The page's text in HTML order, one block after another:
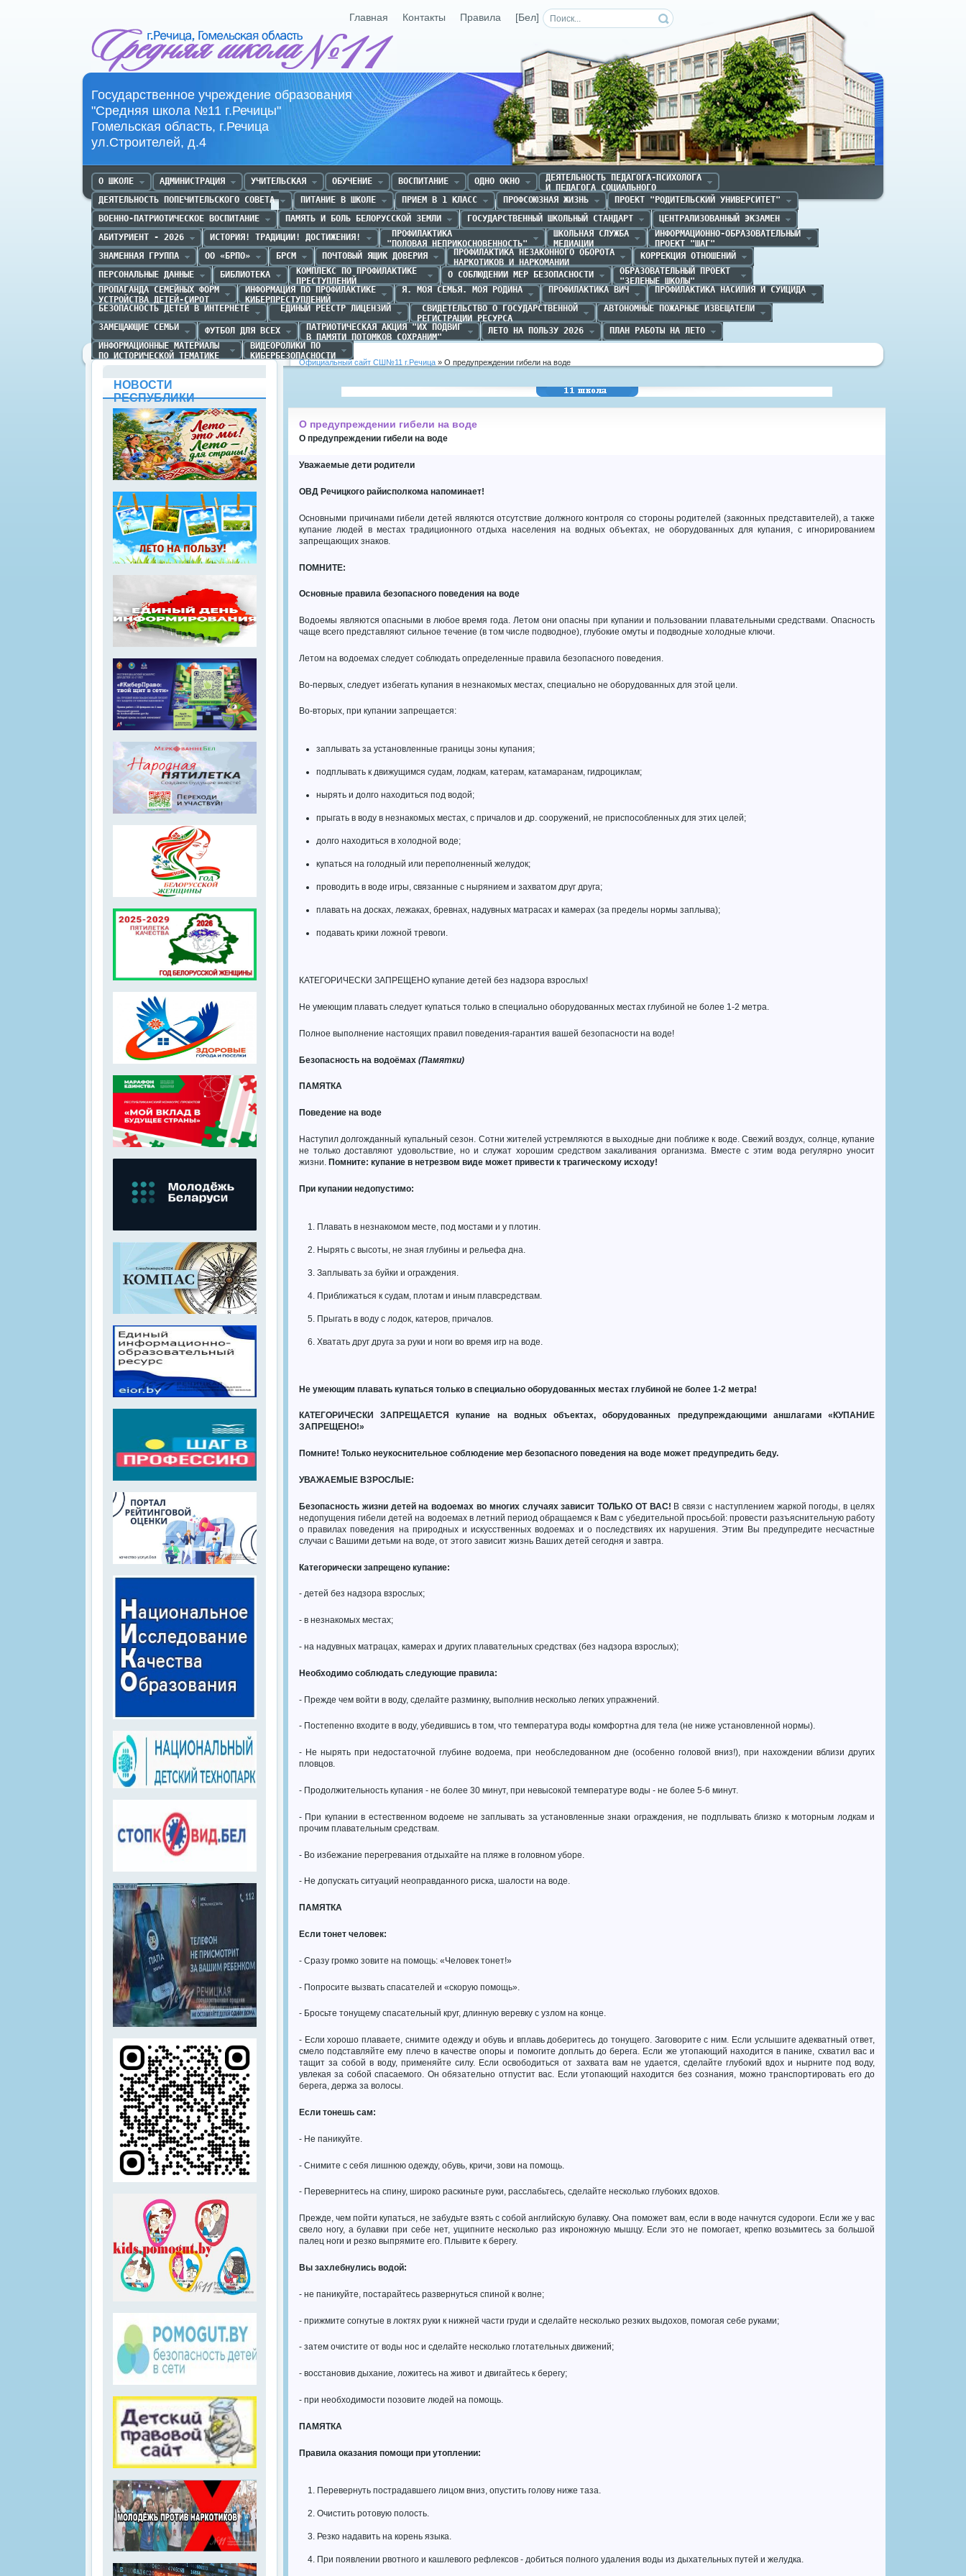
Средняя школа №11 г.Речица
Главная Контакты Правила [Бел]
Государственное учреждение образования
"Средняя школа №11 г.Речицы"
Гомельская область, г.Речица
ул.Строителей, д.4
О ШКОЛЕ АДМИНИСТРАЦИЯ УЧИТЕЛЬСКАЯ ОБУЧЕНИЕ ВОСПИТАНИЕ ОДНО ОКНО
ДЕЯТЕЛЬНОСТЬ ПЕДАГОГА-ПСИХОЛОГА
И ПЕДАГОГА СОЦИАЛЬНОГО
ДЕЯТЕЛЬНОСТЬ ПОПЕЧИТЕЛЬСКОГО СОВЕТА
ПИТАНИЕ В ШКОЛЕ ПРИЕМ В 1 КЛАСС ПРОФСОЮЗНАЯ ЖИЗНЬ
ПРОЕКТ "РОДИТЕЛЬСКИЙ УНИВЕРСИТЕТ"
ВОЕННО-ПАТРИОТИЧЕСКОЕ ВОСПИТАНИЕ
ПАМЯТЬ И БОЛЬ БЕЛОРУССКОЙ ЗЕМЛИ ГОСУДАРСТВЕННЫЙ ШКОЛЬНЫЙ СТАНДАРТ
ЦЕНТРАЛИЗОВАННЫЙ ЭКЗАМЕН
АБИТУРИЕНТ - 2026
ИСТОРИЯ! ТРАДИЦИИ! ДОСТИЖЕНИЯ!
ПРОФИЛАКТИКА
"ПОЛОВАЯ НЕПРИКОСНОВЕННОСТЬ"
ШКОЛЬНАЯ СЛУЖБА
МЕДИАЦИИ
ИНФОРМАЦИОННО-ОБРАЗОВАТЕЛЬНЫЙ
ПРОЕКТ "ШАГ"
ЗНАМЕННАЯ ГРУППА
ОО «БРПО» БРСМ ПОЧТОВЫЙ ЯЩИК ДОВЕРИЯ
ПРОФИЛАКТИКА НЕЗАКОННОГО ОБОРОТА
НАРКОТИКОВ И НАРКОМАНИИ
КОРРЕКЦИЯ ОТНОШЕНИЙ
ПЕРСОНАЛЬНЫЕ ДАННЫЕ
БИБЛИОТЕКА
КОМПЛЕКС ПО ПРОФИЛАКТИКЕ
ПРЕСТУПЛЕНИЙ
О СОБЛЮДЕНИИ МЕР БЕЗОПАСНОСТИ
ОБРАЗОВАТЕЛЬНЫЙ ПРОЕКТ
"ЗЕЛЕНЫЕ ШКОЛЫ"
ПРОПАГАНДА CЕМЕЙНЫХ ФОРМ
УСТРОЙСТВА ДЕТЕЙ-СИРОТ
ИНФОРМАЦИЯ ПО ПРОФИЛАКТИКЕ
КИБЕРПРЕСТУПЛЕНИЙ
Я. МОЯ СЕМЬЯ. МОЯ РОДИНА ПРОФИЛАКТИКА ВИЧ
ПРОФИЛАКТИКА НАСИЛИЯ И СУИЦИДА
БЕЗОПАСНОСТЬ ДЕТЕЙ В ИНТЕРНЕТЕ
ЕДИНЫЙ РЕЕСТР ЛИЦЕНЗИЙ
СВИДЕТЕЛЬСТВО О ГОСУДАРСТВЕННОЙ
РЕГИСТРАЦИИ РЕСУРСА
АВТОНОМНЫЕ ПОЖАРНЫЕ ИЗВЕЩАТЕЛИ
ЗАМЕЩАЮЩИЕ СЕМЬИ
ФУТБОЛ ДЛЯ ВСЕХ
ПАТРИОТИЧЕСКАЯ АКЦИЯ "ИХ ПОДВИГ
В ПАМЯТИ ПОТОМКОВ СОХРАНИМ"
ЛЕТО НА ПОЛЬЗУ 2026
ПЛАН РАБОТЫ НА ЛЕТО
ИНФОРМАЦИОННЫЕ МАТЕРИАЛЫ
ПО ИСТОРИЧЕСКОЙ ТЕМАТИКЕ
ВИДЕОРОЛИКИ ПО
КИБЕРБЕЗОПАСНОСТИ
Официальный сайт СШ№11 г.Речица » О предупреждении гибели на воде
О предупреждении гибели на воде
О предупреждении гибели на воде
Уважаемые дети родители
ОВД Речицкого райисполкома напоминает!
Основными причинами гибели детей являются отсутствие должного контроля со стороны родителей (законных представителей), а также
купание людей в местах традиционного отдыха населения на водных объектах, не оборудованных для купания, с игнорированием
запрещающих знаков.
ПОМНИТЕ:
Основные правила безопасного поведения на воде
Водоемы являются опасными в любое время года. Летом они опасны при купании и пользовании плавательными средствами. Опасность
чаще всего представляют сильное течение (в том числе подводное), глубокие омуты и подводные холодные ключи.
Летом на водоемах следует соблюдать определенные правила безопасного поведения.
Во-первых, следует избегать купания в незнакомых местах, специально не оборудованных для этой цели.
Во-вторых, при купании запрещается:
заплывать за установленные границы зоны купания;
подплывать к движущимся судам, лодкам, катерам, катамаранам, гидроциклам;
нырять и долго находиться под водой;
прыгать в воду в незнакомых местах, с причалов и др. сооружений, не приспособленных для этих целей;
долго находиться в холодной воде;
купаться на голодный или переполненный желудок;
проводить в воде игры, связанные с нырянием и захватом друг друга;
плавать на досках, лежаках, бревнах, надувных матрасах и камерах (за пределы нормы заплыва);
подавать крики ложной тревоги.
КАТЕГОРИЧЕСКИ ЗАПРЕЩЕНО купание детей без надзора взрослых!
Не умеющим плавать следует купаться только в специально оборудованных местах глубиной не более 1-2 метра.
Полное выполнение настоящих правил поведения-гарантия вашей безопасности на воде!
Безопасность на водоёмах (Памятки)
ПАМЯТКА
Поведение на воде
Наступил долгожданный купальный сезон. Сотни жителей устремляются в выходные дни поближе к воде. Свежий воздух, солнце, купание
не только доставляют удовольствие, но и служат хорошим средством закаливания организма. Вместе с этим вода регулярно уносит
жизни. Помните: купание в нетрезвом виде может привести к трагическому исходу!
При купании недопустимо:
Плавать в незнакомом месте, под мостами и у плотин.
Нырять с высоты, не зная глубины и рельефа дна.
Заплывать за буйки и ограждения.
Приближаться к судам, плотам и иным плавсредствам.
Прыгать в воду с лодок, катеров, причалов.
Хватать друг друга за руки и ноги во время игр на воде.
Не умеющим плавать купаться только в специально оборудованных местах глубиной не более 1-2 метра!
КАТЕГОРИЧЕСКИ ЗАПРЕЩАЕТСЯ купание на водных объектах, оборудованных предупреждающими аншлагами «КУПАНИЕ
ЗАПРЕЩЕНО!»
Помните! Только неукоснительное соблюдение мер безопасного поведения на воде может предупредить беду.
УВАЖАЕМЫЕ ВЗРОСЛЫЕ:
Безопасность жизни детей на водоемах во многих случаях зависит ТОЛЬКО ОТ ВАС! В связи с наступлением жаркой погоды, в целях
недопущения гибели детей на водоемах в летний период обращаемся к Вам с убедительной просьбой: провести разъяснительную работу
о правилах поведения на природных и искусственных водоемах и о последствиях их нарушения. Этим Вы предупредите несчастные
случаи с Вашими детьми на воде, от этого зависит жизнь Ваших детей сегодня и завтра.
Категорически запрещено купание:
- детей без надзора взрослых;
- в незнакомых местах;
- на надувных матрацах, камерах и других плавательных средствах (без надзора взрослых);
Необходимо соблюдать следующие правила:
- Прежде чем войти в воду, сделайте разминку, выполнив несколько легких упражнений.
- Постепенно входите в воду, убедившись в том, что температура воды комфортна для тела (не ниже установленной нормы).
- Не нырять при недостаточной глубине водоема, при необследованном дне (особенно головой вниз!), при нахождении вблизи других
пловцов.
- Продолжительность купания - не более 30 минут, при невысокой температуре воды - не более 5-6 минут.
- При купании в естественном водоеме не заплывать за установленные знаки ограждения, не подплывать близко к моторным лодкам и
прочим плавательным средствам.
- Во избежание перегревания отдыхайте на пляже в головном уборе.
- Не допускать ситуаций неоправданного риска, шалости на воде.
ПАМЯТКА
Если тонет человек:
- Сразу громко зовите на помощь: «Человек тонет!»
- Попросите вызвать спасателей и «скорую помощь».
- Бросьте тонущему спасательный круг, длинную веревку с узлом на конце.
- Если хорошо плаваете, снимите одежду и обувь и вплавь доберитесь до тонущего. Заговорите с ним. Если услышите адекватный ответ,
смело подставляйте ему плечо в качестве опоры и помогите доплыть до берега. Если же утопающий находится в панике, схватил вас и
тащит за собой в воду, применяйте силу. Если освободиться от захвата вам не удается, сделайте глубокий вдох и нырните под воду,
увлекая за собой спасаемого. Он обязательно отпустит вас. Если утопающий находится без сознания, можно транспортировать его до
берега, держа за волосы.
Если тонешь сам:
- Не паникуйте.
- Снимите с себя лишнюю одежду, обувь, кричи, зови на помощь.
- Перевернитесь на спину, широко раскиньте руки, расслабьтесь, сделайте несколько глубоких вдохов.
Прежде, чем пойти купаться, не забудьте взять с собой английскую булавку. Она поможет вам, если в воде начнутся судороги. Если же у вас
свело ногу, а булавки при себе нет, ущипните несколько раз икроножную мышцу. Если это не помогает, крепко возьмитесь за большой
палец ноги и резко выпрямите его. Плывите к берегу.
Вы захлебнулись водой:
- не паникуйте, постарайтесь развернуться спиной к волне;
- прижмите согнутые в локтях руки к нижней части груди и сделайте несколько резких выдохов, помогая себе руками;
- затем очистите от воды нос и сделайте несколько глотательных движений;
- восстановив дыхание, ложитесь на живот и двигайтесь к берегу;
- при необходимости позовите людей на помощь.
ПАМЯТКА
Правила оказания помощи при утоплении:
Перевернуть пострадавшего лицом вниз, опустить голову ниже таза.
Очистить ротовую полость.
Резко надавить на корень языка.
При появлении рвотного и кашлевого рефлексов - добиться полного удаления воды из дыхательных путей и желудка.
НОВОСТИ
РЕСПУБЛИКИ